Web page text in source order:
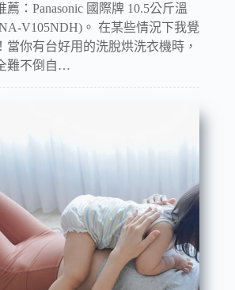
：Panasonic 國際牌 10.5公斤溫
V105NDH)。 在某些情況下我覺
當你有台好用的洗脫烘洗衣機時，
難不倒自…